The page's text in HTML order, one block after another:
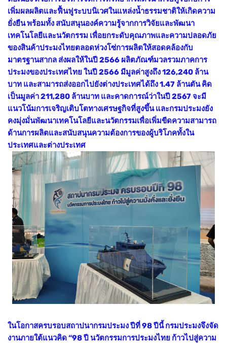
เพิ่มผลผลิตและฟื้นฟูระบบนิเวศในแหล่งน้ำธรรมชาติให้เกิดความ
ยั่งยืน พร้อมทั้ง สนับสนุนองค์ความรู้จากการวิจัยและพัฒนา
เทคโนโลยีและนวัตกรรม เพื่อยกระดับคุณภาพและความปลอดภัย
ของสินค้าประมงไทยตลอดห่วงโซ่การผลิตให้สอดคล้องกับ
มาตรฐานสากล ส่งผลให้ในปี 2566 ผลิตภัณฑ์มวลรวมภาคการ
ประมงของประเทศไทย ในปี 2566 มีมูลค่าสูงถึง 126,240 ล้าน
บาท และสามารถส่งออกไปยังต่างประเทศได้ถึง 1.47 ล้านตัน คิด
เป็นมูลค่า 211,280 ล้านบาท และคาดการณ์ว่าในปี 2567 จะมี
แนวโน้มการเจริญเติบโตทางเศรษฐกิจที่สูงขึ้น และกรมประมงยัง
คงมุ่งมั่นพัฒนาเทคโนโลยีและนวัตกรรมเพื่อเพิ่มขีดความสามารถ
ด้านการผลิตและสนับสนุนความต้องการของผู้บริโภคทั้งใน
ประเทศและต่างประเทศ
ในโอกาสครบรอบสถาปนากรมประมง ปีที่ 98 ปีนี้ กรมประมงจึงจัด
งานภายใต้แนวคิด “98 ปี นวัตกรรมการประมงไทย ก้าวไปสู่ความ